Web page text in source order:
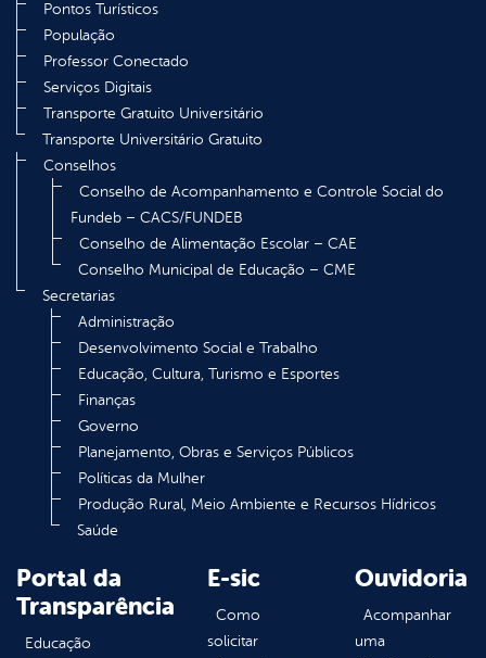
Pontos Turísticos
População
Professor Conectado
Serviços Digitais
Transporte Gratuito Universitário
Transporte Universitário Gratuito
Conselhos
Conselho de Acompanhamento e Controle Social do
Fundeb – CACS/FUNDEB
Conselho de Alimentação Escolar – CAE
Conselho Municipal de Educação – CME
Secretarias
Administração
Desenvolvimento Social e Trabalho
Educação, Cultura, Turismo e Esportes
Finanças
Governo
Planejamento, Obras e Serviços Públicos
Políticas da Mulher
Produção Rural, Meio Ambiente e Recursos Hídricos
Saúde
Portal da
Transparência
Educação
E-sic
Como
solicitar
Ouvidoria
Acompanhar
uma